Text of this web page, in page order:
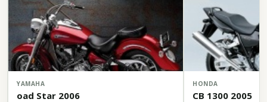
YAMAHA
oad Star 2006
HONDA
CB 1300 2005